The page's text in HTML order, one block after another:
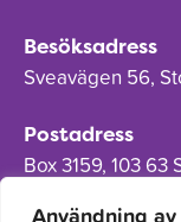
Användning
Besöksadress
Sveavägen 56,
Postadress
Box 3159, 103 63